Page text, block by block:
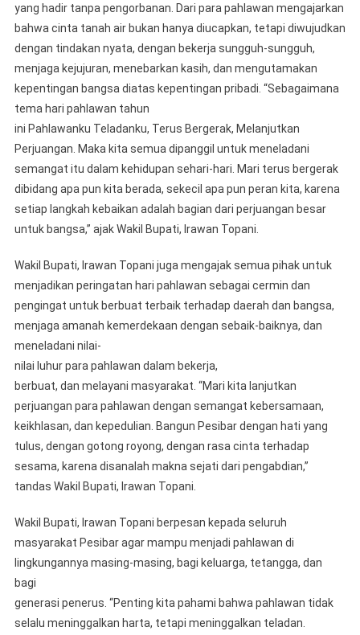
yang hadir tanpa pengorbanan. Dari para pahlawan mengajarkan
bahwa cinta tanah air bukan hanya diucapkan, tetapi diwujudkan
dengan tindakan nyata, dengan bekerja sungguh-sungguh,
menjaga kejujuran, menebarkan kasih, dan mengutamakan
kepentingan bangsa diatas kepentingan pribadi. “Sebagaimana
tema hari pahlawan tahun
ini Pahlawanku Teladanku, Terus Bergerak, Melanjutkan
Perjuangan. Maka kita semua dipanggil untuk meneladani
semangat itu dalam kehidupan sehari-hari. Mari terus bergerak
dibidang apa pun kita berada, sekecil apa pun peran kita, karena
setiap langkah kebaikan adalah bagian dari perjuangan besar
untuk bangsa,” ajak Wakil Bupati, Irawan Topani.
Wakil Bupati, Irawan Topani juga mengajak semua pihak untuk
menjadikan peringatan hari pahlawan sebagai cermin dan
pengingat untuk berbuat terbaik terhadap daerah dan bangsa,
menjaga amanah kemerdekaan dengan sebaik-baiknya, dan
meneladani nilai-
nilai luhur para pahlawan dalam bekerja,
berbuat, dan melayani masyarakat. “Mari kita lanjutkan
perjuangan para pahlawan dengan semangat kebersamaan,
keikhlasan, dan kepedulian. Bangun Pesibar dengan hati yang
tulus, dengan gotong royong, dengan rasa cinta terhadap
sesama, karena disanalah makna sejati dari pengabdian,”
tandas Wakil Bupati, Irawan Topani.
Wakil Bupati, Irawan Topani berpesan kepada seluruh
masyarakat Pesibar agar mampu menjadi pahlawan di
lingkungannya masing-masing, bagi keluarga, tetangga, dan
bagi
generasi penerus. “Penting kita pahami bahwa pahlawan tidak
selalu meninggalkan harta, tetapi meninggalkan teladan.